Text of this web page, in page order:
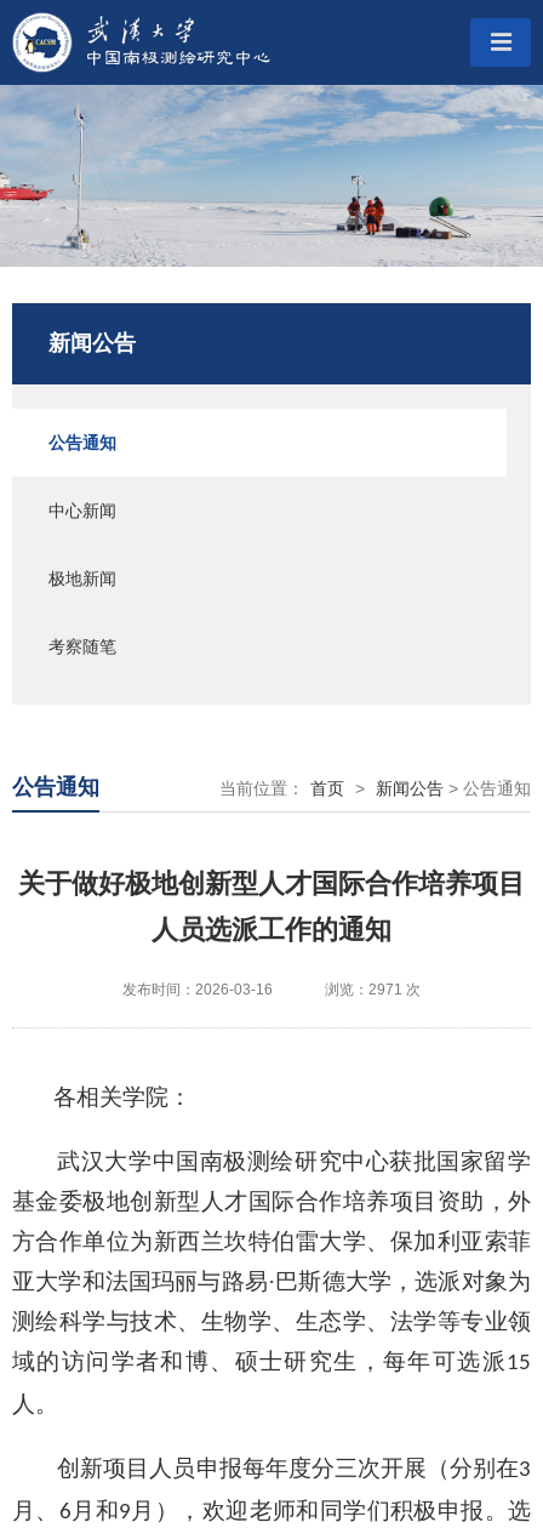
新闻公告
公告通知
中心新闻
极地新闻
考察随笔
公告通知 当前位置： 首页 > 新闻公告 > 公告通知
关于做好极地创新型人才国际合作培养项目
人员选派工作的通知
发布时间：2026-03-16 浏览：2971 次
各相关学院：
武汉大学中国南极测绘研究中心获批国家留学
基金委极地创新型人才国际合作培养项目资助，外
方合作单位为新西兰坎特伯雷大学、 保加利亚索菲
亚大学和法国玛丽与路易·巴斯德大学 ，选派对象为
测绘科学与技术、生物学、生态学、法学等专业领
域的访问学者和博、硕士研究生，每年可选派15
人。
创新项目人员申报每年度分三次开展（分别在3
月、 6 月和9 月），欢迎老师和同学们积极申报。选